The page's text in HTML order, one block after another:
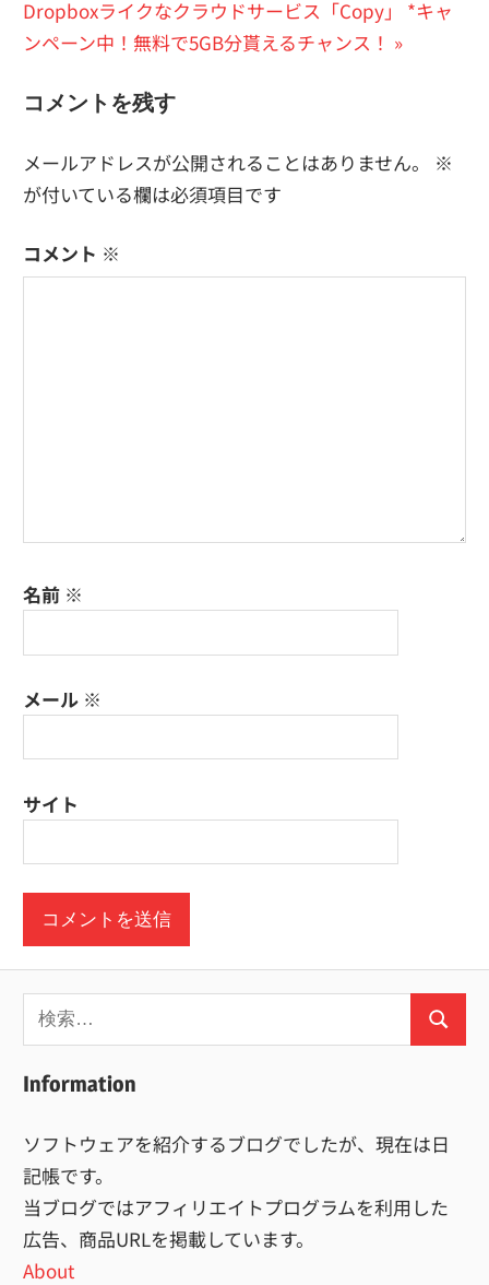
稿
ビ
ゲ
ー
シ
ョ
の
投
次
の
稿:
Dropboxライクなクラウドサービス「Copy」 *キャ
ンペーン中！無料で5GB分貰えるチャンス！
コメントを残す
メールアドレスが公開されることはありません。
※
が付いている欄は必須項目です
コメント ※
名前 ※
メール ※
サイト
検
索:
検
Information
ソフトウェアを紹介するブログでしたが、現在は日
記帳です。
当ブログではアフィリエイトプログラムを利用した
広告、商品URLを掲載しています。
About